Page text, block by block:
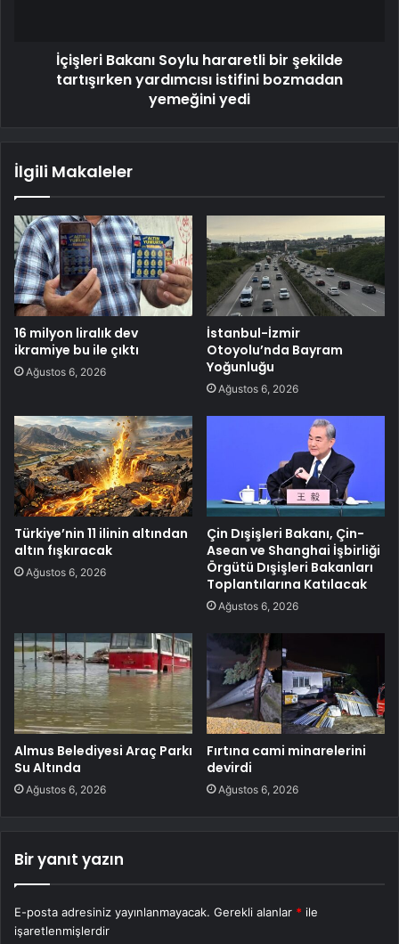
İçişleri Bakanı Soylu hararetli bir şekilde
tartışırken yardımcısı istifini bozmadan
yemeğini yedi
İlgili Makaleler
16 milyon liralık dev
ikramiye bu ile çıktı
Ağustos 6, 2026
İstanbul-İzmir
Otoyolu’nda Bayram
Yoğunluğu
Ağustos 6, 2026
Türkiye’nin 11 ilinin altından
altın fışkıracak
Ağustos 6, 2026
Çin Dışişleri Bakanı, Çin-
Asean ve Shanghai İşbirliği
Örgütü Dışişleri Bakanları
Toplantılarına Katılacak
Ağustos 6, 2026
Almus Belediyesi Araç Parkı
Su Altında
Ağustos 6, 2026
Fırtına cami minarelerini
devirdi
Ağustos 6, 2026
Bir yanıt yazın
E-posta adresiniz yayınlanmayacak. Gerekli alanlar * ile
işaretlenmişlerdir